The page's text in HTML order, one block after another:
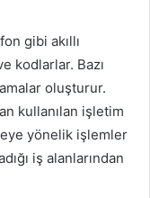
gibi akıllı
kodlarlar. Bazı
oluşturur.
kullanılan işletim
yönelik işlemler
iş alanlarından